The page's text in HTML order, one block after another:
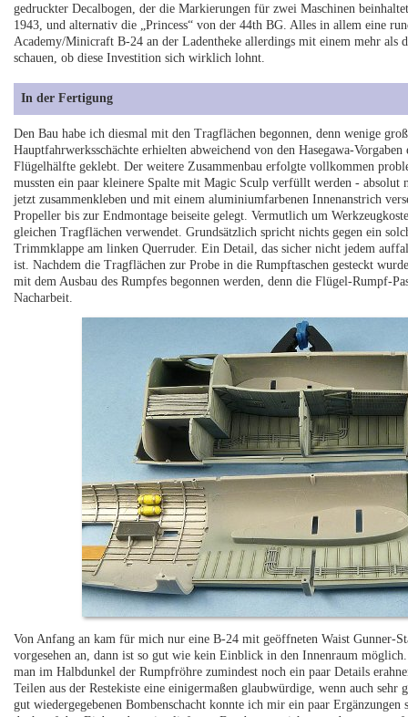
gedruckter Decalbogen, der die Markierungen für zwei Maschinen
1943, und alternativ die „Princess“ von der 44th BG. Alles in allem eine
Academy/Minicraft B-24 an der Ladentheke allerdings mit einem mehr als
schauen, ob diese Investition sich wirklich lohnt.
In der Fertigung
Den Bau habe ich diesmal mit den Tragflächen begonnen, denn wenige
Hauptfahrwerksschächte erhielten abweichend von den Hasegawa-
Flügelhälfte geklebt. Der weitere Zusammenbau erfolgte vollkommen
mussten ein paar kleinere Spalte mit Magic Sculp verfüllt werden -
jetzt zusammenkleben und mit einem aluminiumfarbenen Innenanstrich
Propeller bis zur Endmontage beiseite gelegt. Vermutlich um
gleichen Tragflächen verwendet. Grundsätzlich spricht nichts gegen ein
Trimmklappe am linken Querruder. Ein Detail, das sicher nicht jedem
ist. Nachdem die Tragflächen zur Probe in die Rumpftaschen gesteckt
mit dem Ausbau des Rumpfes begonnen werden, denn die Flügel-Rumpf-
Nacharbeit.
Von Anfang an kam für mich nur eine B-24 mit geöffneten Waist Gunner-
vorgesehen an, dann ist so gut wie kein Einblick in den Innenraum
man im Halbdunkel der Rumpfröhre zumindest noch ein paar Details
Teilen aus der Restekiste eine einigermaßen glaubwürdige, wenn auch
gut wiedergegebenen Bombenschacht konnte ich mir ein paar